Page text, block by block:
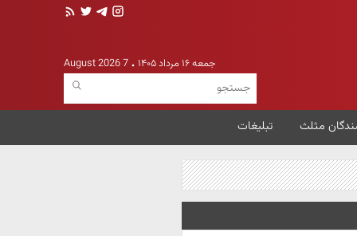
جمعه ۱۶ مرداد ۱۴۰۵ 7 August 2026
مثلث تبلیغات